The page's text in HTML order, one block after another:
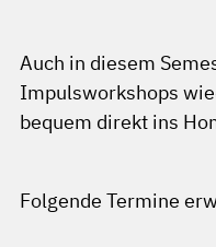
Auch in diesem
Impulsworkshops
bequem direkt ins
Folgende Termine